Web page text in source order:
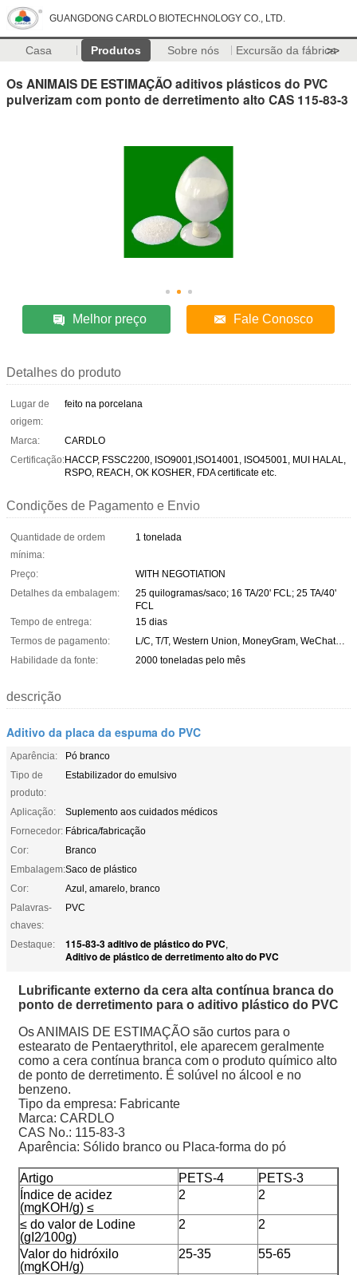
GUANGDONG CARDLO BIOTECHNOLOGY CO., LTD.
Casa Produtos Sobre nós Excursão da fábrica
>>
Os ANIMAIS DE ESTIMAÇÃO aditivos plásticos do PVC
pulverizam com ponto de derretimento alto CAS 115-83-3
Melhor preço Fale Conosco
Detalhes do produto
Lugar de
origem:
feito na porcelana
Marca:
CARDLO
Certificação:HACCP, FSSC2200, ISO9001,ISO14001, ISO45001, MUI HALAL,
RSPO, REACH, OK KOSHER, FDA certificate etc.
Condições de Pagamento e Envio
Quantidade de ordem
mínima:
1 tonelada
Preço:
WITH NEGOTIATION
Detalhes da embalagem:
25 quilogramas/saco; 16 TA/20' FCL; 25 TA/40'
FCL
Tempo de entrega:
15 dias
Termos de pagamento:
L/C, T/T, Western Union, MoneyGram, WeChat…
Habilidade da fonte:
2000 toneladas pelo mês
descrição
Aditivo da placa da espuma do PVC
Aparência:
Pó branco
Tipo de
produto:
Estabilizador do emulsivo
Aplicação:
Suplemento aos cuidados médicos
Fornecedor: Fábrica/fabricação
Cor:
Branco
Embalagem:Saco de plástico
Cor:
Azul, amarelo, branco
Palavras-
chaves:
PVC
Destaque: 115-83-3 aditivo de plástico do PVC,
Aditivo de plástico de derretimento alto do PVC
Lubrificante externo da cera alta contínua branca do
ponto de derretimento para o aditivo plástico do PVC
Os ANIMAIS DE ESTIMAÇÃO são curtos para o
estearato de Pentaerythritol, ele aparecem geralmente
como a cera contínua branca com o produto químico alto
de ponto de derretimento. É solúvel no álcool e no
benzeno.
Tipo da empresa: Fabricante
Marca: CARDLO
CAS No.: 115-83-3
Aparência: Sólido branco ou Placa-forma do pó
Artigo PETS-4
PETS-3
Índice de acidez
(mgKOH/g) ≤
2 2
≤ do valor de Lodine
(gI2∕100g)
2 2
Valor do hidróxilo
(mgKOH/g)
25-35 55-65